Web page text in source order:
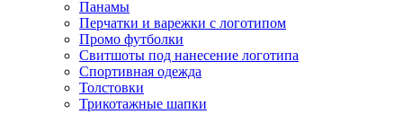
Панамы
Перчатки и варежки с логотипом
Промо футболки
Свитшоты под нанесение логотипа
Спортивная одежда
Толстовки
Трикотажные шапки